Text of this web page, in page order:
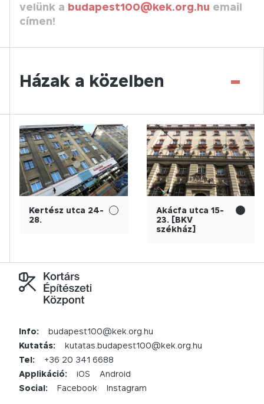
velünk a budapest100@kek.org.hu email
címen!
Házak a közelben -
Kertész utca 24-
28.
Akácfa utca 15-
23. [BKV
székház]
Info:
budapest100@kek.org.hu
Kutatás:
kutatas.budapest100@kek.org.hu
Tel:
+36 20 341 6688
Applikáció:
iOS
Android
Social:
Facebook Instagram